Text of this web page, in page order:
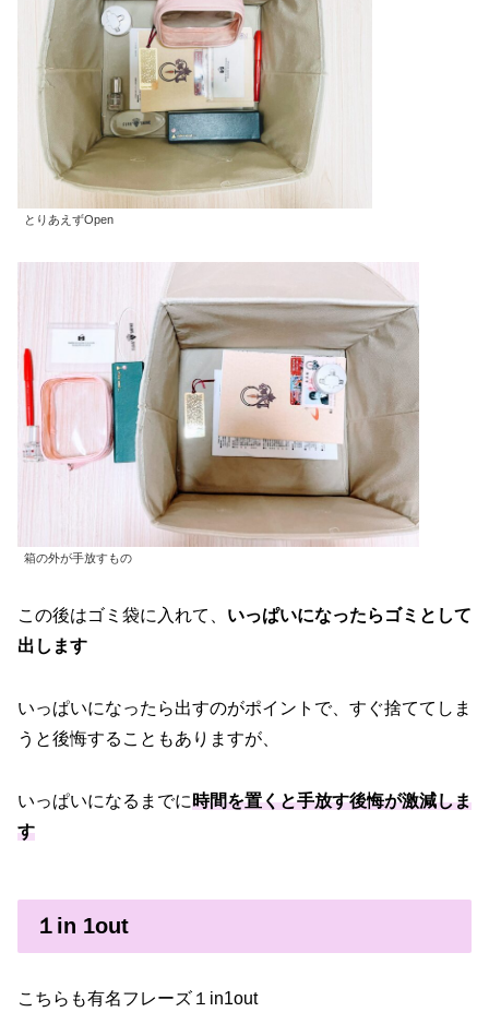
とりあえずOpen
箱の外が手放すもの
この後はゴミ袋に入れて、 いっぱいになったらゴミとして
出します
いっぱいになったら出すのがポイントで、すぐ捨ててしま
うと後悔することもありますが、
いっぱいになるまでに時間を置くと手放す後悔が激減しま
す
１in 1out
こちらも有名フレーズ１in1out